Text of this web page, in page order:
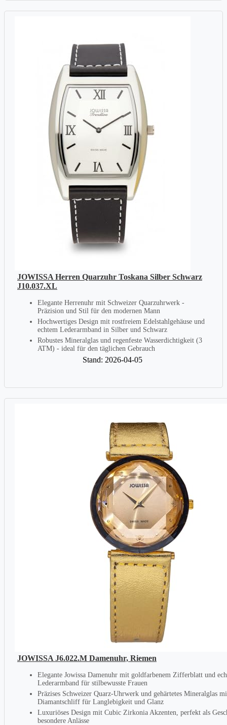
JOWISSA Herren Quarzuhr Toskana Silber Schwarz
J10.037.XL
Elegante Herrenuhr mit Schweizer Quarzuhrwerk -
Präzision und Stil für den modernen Mann
Hochwertiges Design mit rostfreiem Edelstahlgehäuse und
echtem Lederarmband in Silber und Schwarz
Robustes Mineralglas und regenfeste Wasserdichtigkeit (3
ATM) - ideal für den täglichen Gebrauch
Stand: 2026-04-05
JOWISSA J6.022.M Damenuhr, Riemen
Elegante Jowissa Damenuhr mit goldfarbenem Zifferblatt und
Lederarmband für stilbewusste Frauen
Präzises Schweizer Quarz-Uhrwerk und gehärtetes Mineralglas
Diamantschliff für Langlebigkeit und Glanz
Luxuriöses Design mit Cubic Zirkonia Akzenten, perfekt als
besondere Anlässe